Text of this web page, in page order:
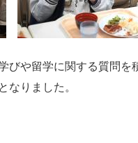
びや留学に関する質問を
なりました。